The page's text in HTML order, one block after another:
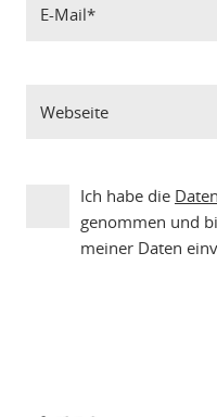
Ich habe die
genommen und
meiner Daten